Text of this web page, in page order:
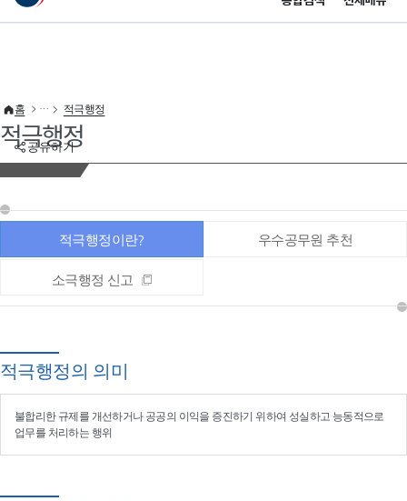
이 누리집은 대한민국 공식 전자정부 누리집입니다.
공유하기
홈 적극행정
적극행정
적극행정이란? 우수공무원 추천
소극행정 신고
적극행정의 의미
불합리한 규제를 개선하거나 공공의 이익을 증진하기 위하여 성실하고 능동적으로
업무를 처리하는 행위